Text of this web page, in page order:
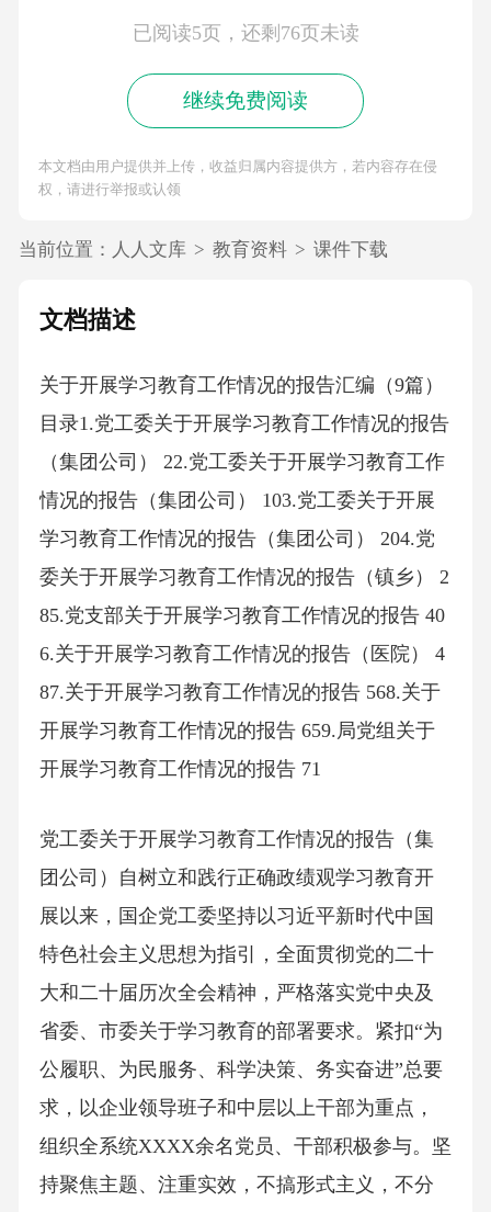
已阅读5页，还剩76页未读
继续免费阅读
本文档由用户提供并上传，收益归属内容提供方，若内容存在侵
权，请进行举报或认领
当前位置： 人人文库 > 教育资料 > 课件下载
文档描述
关于开展学习教育工作情况的报告汇编（9篇）
目录1.党工委关于开展学习教育工作情况的报告
（集团公司） 22.党工委关于开展学习教育工作
情况的报告（集团公司） 103.党工委关于开展
学习教育工作情况的报告（集团公司） 204.党
委关于开展学习教育工作情况的报告（镇乡） 2
85.党支部关于开展学习教育工作情况的报告 40
6.关于开展学习教育工作情况的报告（医院） 4
87.关于开展学习教育工作情况的报告 568.关于
开展学习教育工作情况的报告 659.局党组关于
开展学习教育工作情况的报告 71
党工委关于开展学习教育工作情况的报告（集
团公司）自树立和践行正确政绩观学习教育开
展以来，国企党工委坚持以习近平新时代中国
特色社会主义思想为指引，全面贯彻党的二十
大和二十届历次全会精神，严格落实党中央及
省委、市委关于学习教育的部署要求。紧扣“为
公履职、为民服务、科学决策、务实奋进”总要
求，以企业领导班子和中层以上干部为重点，
组织全系统XXXX余名党员、干部积极参与。坚
持聚焦主题、注重实效，不搞形式主义，不分